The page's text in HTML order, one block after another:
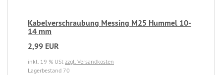
Kabelverschraubung Messing M25 Hummel 10-
14 mm
2,99 EUR
inkl. 19 % USt zzgl. Versandkosten
Lagerbestand 70